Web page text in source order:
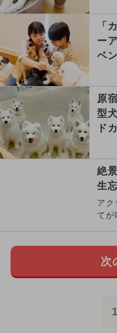
「
ー
ベ
原
型
ド
絶
生
アク
てが
次
1